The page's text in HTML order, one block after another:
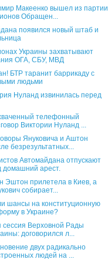
Макеенко вышел из партии
Обращен...
появился новый штаб и
Украины захватывают
ОГА, СБУ, МВД
БТР таранит баррикаду c
людьми
Нуланд извинилась перед
телефонный
Виктории Нуланд ...
Януковича и Аштон
безрезультатных...
Автомайдана отпускают
домашний арест.
Эштон прилетела в Киев, а
собирает...
шансы на конституционную
в Украине?
сессия Верховной Рады
договорился л...
двух радикально
людей на ...